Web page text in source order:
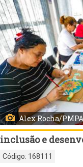
Alex Rocha/PMPA
inclusão e
Código: 168111